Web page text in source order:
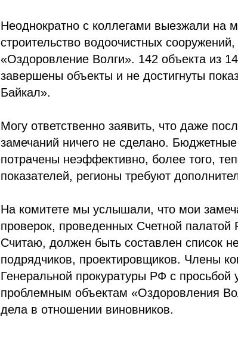
Неоднократно с коллегами выезжали на
строительство водоочистных
«Оздоровление Волги». 142 объекта из
завершены объекты и не достигнуты
Байкал».
Могу ответственно заявить, что даже
замечаний ничего не сделано.
потрачены неэффективно, более того,
показателей, регионы требуют
На комитете мы услышали, что мои
проверок, проведенных Счетной
Считаю, должен быть составлен список
подрядчиков, проектировщиков. Члены
Генеральной прокуратуры РФ с просьбой
проблемным объектам «Оздоровления
дела в отношении виновников.